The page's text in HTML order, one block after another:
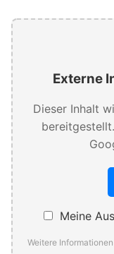
Externe
Dieser Inhalt
Meine
Weitere